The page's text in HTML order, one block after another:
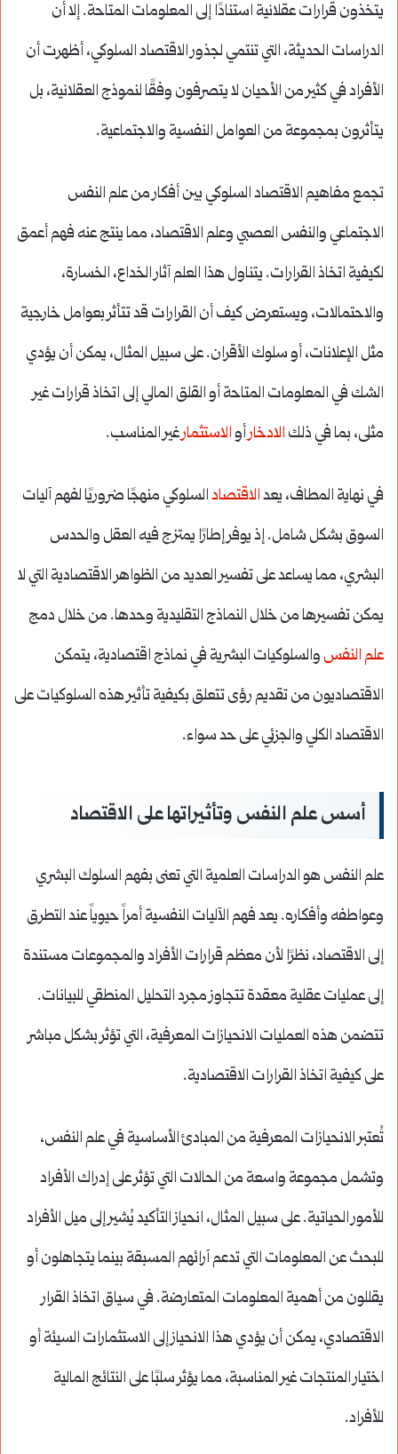
يتخذون قرارات عقلانية استنادًا إلى المعلومات المتاحة. إلا أن
الدراسات الحديثة، التي تنتمي لجذور الاقتصاد السلوكي، أظهرت أن
الأفراد في كثير من الأحيان لا يتصرفون وفقًا لنموذج العقلانية، بل
يتأثرون بمجموعة من العوامل النفسية والاجتماعية.
تجمع مفاهيم الاقتصاد السلوكي بين أفكار من علم النفس
الاجتماعي والنفس العصبي وعلم الاقتصاد، مما ينتج عنه فهم أعمق
لكيفية اتخاذ القرارات. يتناول هذا العلم آثار الخداع، الخسارة،
والاحتمالات، ويستعرض كيف أن القرارات قد تتأثر بعوامل خارجية
مثل الإعلانات، أو سلوك الأقران. على سبيل المثال، يمكن أن يؤدي
الشك في المعلومات المتاحة أو القلق المالي إلى اتخاذ قرارات غير
مثلى، بما في ذلك الادخارأوالاستثمارغير المناسب.
في نهاية المطاف، يعدالاقتصادالسلوكي منهجًا ضروريًا لفهم آليات
السوق بشكل شامل. إذ يوفر إطارًا يمتزج فيه العقل والحدس
البشري، مما يساعد على تفسير العديد من الظواهر الاقتصادية التي لا
يمكن تفسيرها من خلال النماذج التقليدية وحدها. من خلال دمج
علم النفس والسلوكيات البشرية في نماذج اقتصادية، يتمكن
الاقتصاديون من تقديم رؤى تتعلق بكيفية تأثير هذه السلوكيات على
الاقتصاد الكلي والجزئي على حد سواء.
أسس علم النفس وتأثيراتها على الاقتصاد
علم النفس هو الدراسات العلمية التي تعنى بفهم السلوك البشري
وعواطفه وأفكاره. يعد فهم الآليات النفسية أمراً حيوياً عند التطرق
إلى الاقتصاد، نظرًا لأن معظم قرارات الأفراد والمجموعات مستندة
إلى عمليات عقلية معقدة تتجاوز مجرد التحليل المنطقي للبيانات.
تتضمن هذه العمليات الانحيازات المعرفية، التي تؤثر بشكل مباشر
على كيفية اتخاذ القرارات الاقتصادية.
تُعتبر الانحيازات المعرفية من المبادئ الأساسية في علم النفس،
وتشمل مجموعة واسعة من الحالات التي تؤثر على إدراك الأفراد
للأمور الحياتية. على سبيل المثال، انحياز التأكيد يُشير إلى ميل الأفراد
للبحث عن المعلومات التي تدعم آرائهم المسبقة بينما يتجاهلون أو
يقللون من أهمية المعلومات المتعارضة. في سياق اتخاذ القرار
الاقتصادي، يمكن أن يؤدي هذا الانحياز إلى الاستثمارات السيئة أو
اختيار المنتجات غير المناسبة، مما يؤثر سلبًا على النتائج المالية
للأفراد.